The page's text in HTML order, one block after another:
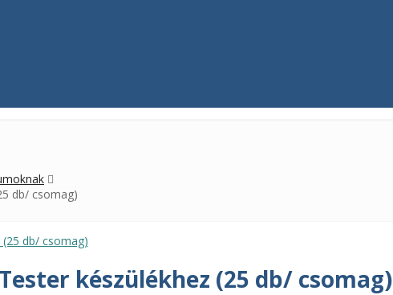
db/ csomag)
készülékhez (25 db/ csomag)